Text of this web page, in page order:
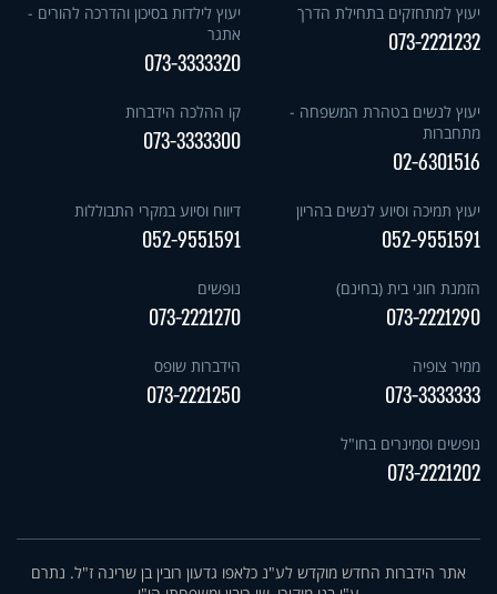
יעוץ למתחזקים בתחילת הדרך
073-2221232
יעוץ לילדות בסיכון והדרכה להורים -
אתגר
073-3333320
יעוץ לנשים בטהרת המשפחה -
מתחברות
02-6301516
קו ההלכה הידברות
073-3333300
יעוץ תמיכה וסיוע לנשים בהריון
052-9551591
דיווח וסיוע במקרי התבוללות
052-9551591
הזמנת חוגי בית (בחינם)
073-2221290
נופשים
073-2221270
ממיר צופיה
073-3333333
הידברות שופס
073-2221250
נופשים וסמינרים בחו"ל
073-2221202
אתר הידברות החדש מוקדש לע"נ כלאפו גדעון רובין בן שרינה ז"ל. נתרם